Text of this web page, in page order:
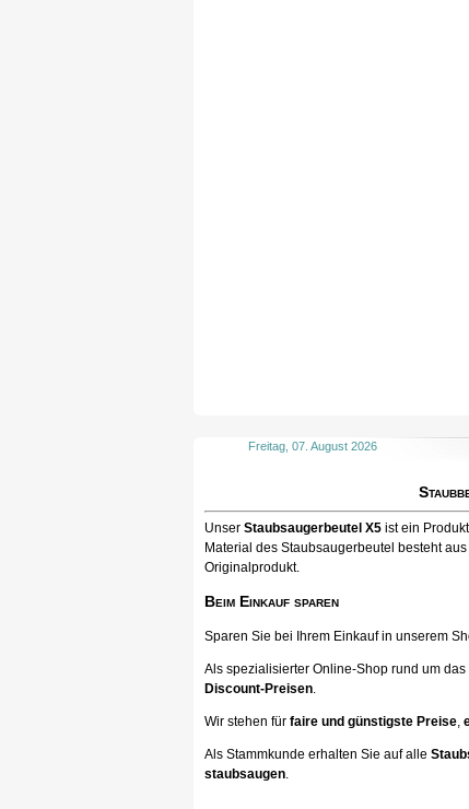
Freitag, 07. August 2026
Unser Staubsaugerbeutel X5 ist ein
Material des Staubsaugerbeutel besteht
Originalprodukt.
Beim Einkauf sparen
Sparen Sie bei Ihrem Einkauf in unserem
Als spezialisierter Online-Shop rund um
Discount-Preisen.
Wir stehen für faire und günstigste Preise,
Als Stammkunde erhalten Sie auf alle
staubsaugen.